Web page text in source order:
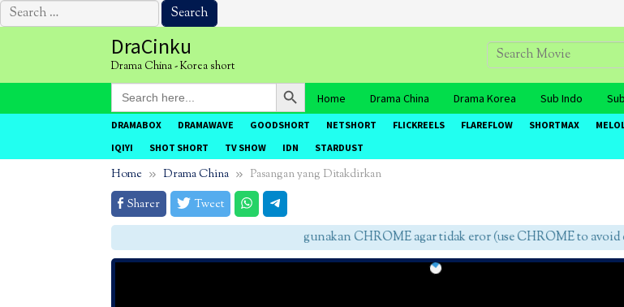
Search
for:
DraCinku
Drama China - Korea short
Search
for:
Search Button
Home Drama China Drama Korea Sub Indo
DRAMABOX DRAMAWAVE GOODSHORT NETSHORT FLICKREELS FLAREFLOW SHORTMAX
IQIYI
SHOT SHORT TV SHOW IDN STARDUST
Home Drama China
Pasangan yang Ditakdirkan
Sharer
Tweet
gunakan CHROME agar tidak eror (use CHROME to avoid